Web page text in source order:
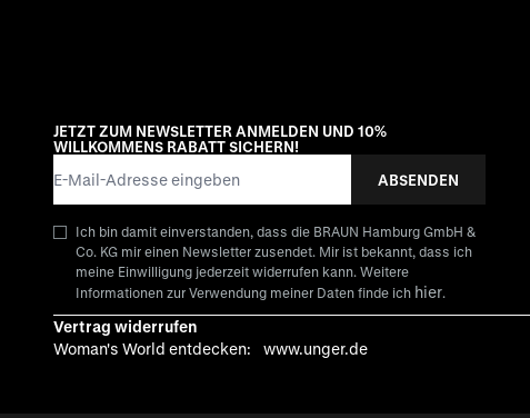
JETZT ZUM NEWSLETTER ANMELDEN UND 10%
WILLKOMMENS RABATT SICHERN!
ABSENDEN
Ich bin damit einverstanden, dass die BRAUN Hamburg GmbH &
Co. KG mir einen Newsletter zusendet. Mir ist bekannt, dass ich
meine Einwilligung jederzeit widerrufen kann. Weitere
Informationen zur Verwendung meiner Daten finde ich hier.
Vertrag widerrufen
Woman's World entdecken:
www.unger.de